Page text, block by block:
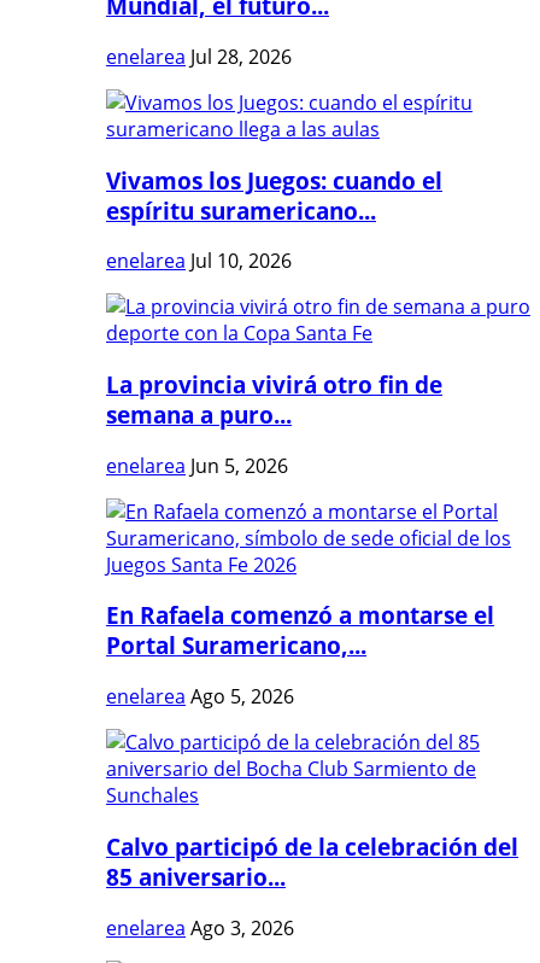
enelarea Jul 28, 2026
Vivamos los Juegos: cuando el
espíritu suramericano...
enelarea Jul 10, 2026
La provincia vivirá otro fin de
semana a puro...
enelarea Jun 5, 2026
En Rafaela comenzó a montarse el
Portal Suramericano,...
enelarea Ago 5, 2026
Calvo participó de la celebración del
85 aniversario...
enelarea Ago 3, 2026